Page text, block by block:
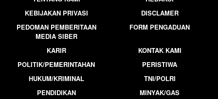
KEBIJAKAN PRIVASI
DISCLAMER
PEDOMAN PEMBERITAAN
MEDIA SIBER
FORM PENGADUAN
KARIR
KONTAK KAMI
POLITIK/PEMERINTAHAN
PERISTIWA
HUKUM/KRIMINAL
TNI/POLRI
PENDIDIKAN
MINYAK/GAS